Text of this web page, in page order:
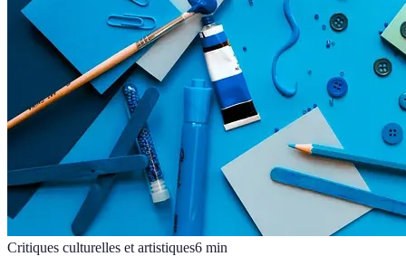
Critiques culturelles et artistiques6 min